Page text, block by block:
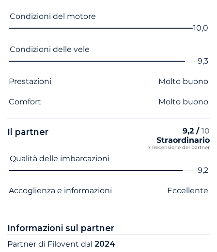
Condizioni del motore
10,0
Condizioni delle vele
9,3
Prestazioni Molto buono
Comfort Molto buono
Il partner 9,2 / 10
Straordinario
7 Recensione del partner
Nome del criterio Voto
Qualità delle imbarcazioni
9,2
Accoglienza e informazioni Eccellente
Informazioni sul partner
Partner di Filovent dal 2024